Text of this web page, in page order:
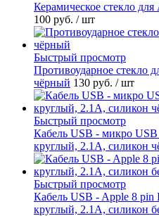
Керамическое стекло
100 руб. / шт
Быстрый просмотр
Противоударное стекло
чёрный 130 руб. / шт
Быстрый просмотр
Кабель USB - микро
круглый, 2.1A, силикон
Быстрый просмотр
Кабель USB - Apple 8
круглый, 2.1A, силикон